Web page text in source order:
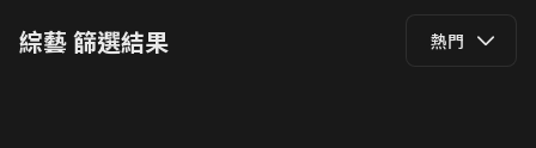
綜藝篩選結果 熱門